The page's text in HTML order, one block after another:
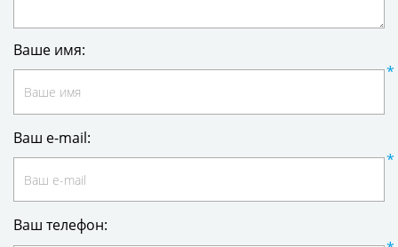
Ваше имя:
Ваш e-mail:
Ваш телефон: